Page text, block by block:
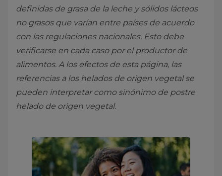
definidas de grasa de la leche y sólidos lácteos
no grasos que varían entre países de acuerdo
con las regulaciones nacionales. Esto debe
verificarse en cada caso por el productor de
alimentos. A los efectos de esta página, las
referencias a los helados de origen vegetal se
pueden interpretar como sinónimo de postre
helado de origen vegetal.